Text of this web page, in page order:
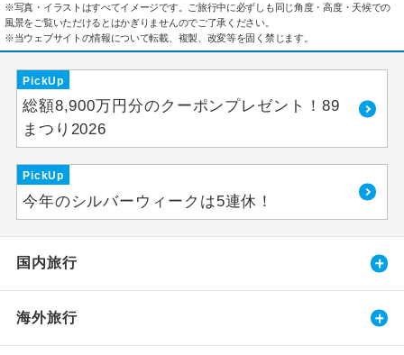
※写真・イラストはすべてイメージです。ご旅行中に必ずしも同じ角度・高度・天候での
風景をご覧いただけるとはかぎりませんのでご了承ください。
※当ウェブサイトの情報について転載、複製、改変等を固く禁じます。
PickUp
総額8,900万円分のクーポンプレゼント！89
まつり2026
PickUp
今年のシルバーウィークは5連休！
国内旅行
海外旅行